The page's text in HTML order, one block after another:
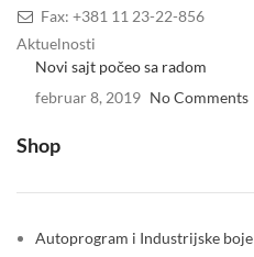
Fax: +381 11 23-22-856
Aktuelnosti
Novi sajt počeo sa radom
februar 8, 2019 No Comments
Shop
Autoprogram i Industrijske boje